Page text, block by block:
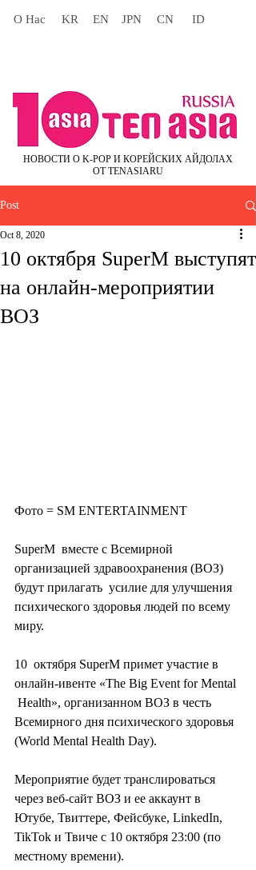
О Нас KR EN JPN CN ID
НОВОСТИ О K-POP И КОРЕЙСКИХ АЙДОЛАХ
ОТ TENASIARU
Post
10 октября SuperM выступят
на онлайн-мероприятии
ВОЗ
Oct 8, 2020
Фото = SM ENTERTAINMENT
SuperM  вместе с Всемирной
организацией здравоохранения (ВОЗ)
будут прилагать  усилие для улучшения
психического здоровья людей по всему
миру.
10  октября SuperM примет участие в
онлайн-ивенте «The Big Event for Mental
Health», организанном ВОЗ в честь
Всемирного дня психического здоровья
(World Mental Health Day).
Мероприятие будет транслироваться
через веб-сайт ВОЗ и ее аккаунт в
Ютубе, Твиттере, Фейсбуке, LinkedIn,
TikTok и Твиче с 10 октября 23:00 (по
местному времени).